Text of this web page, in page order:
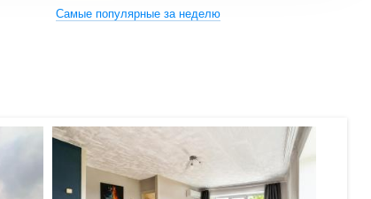
Самые популярные за неделю